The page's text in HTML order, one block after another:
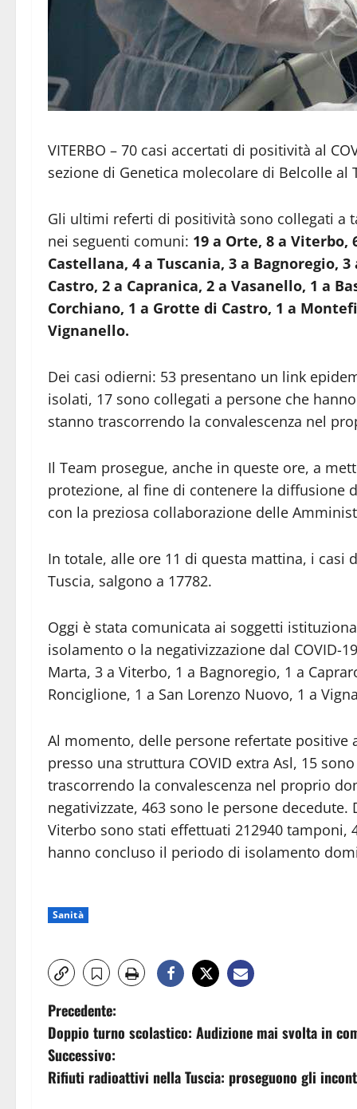
VITERBO – 70 casi accertati di positività al
sezione di Genetica molecolare di Belcolle
Gli ultimi referti di positività sono collegati a
nei seguenti comuni: 19 a Orte, 8 a Viterbo,
Castellana, 4 a Tuscania, 3 a Bagnoregio,
Castro, 2 a Capranica, 2 a Vasanello, 1 a
Corchiano, 1 a Grotte di Castro, 1 a
Vignanello.
Dei casi odierni: 53 presentano un link
isolati, 17 sono collegati a persone che
stanno trascorrendo la convalescenza nel
Il Team prosegue, anche in queste ore, a
protezione, al fine di contenere la diffusione
con la preziosa collaborazione delle
In totale, alle ore 11 di questa mattina, i casi
Tuscia, salgono a 17782.
Oggi è stata comunicata ai soggetti
isolamento o la negativizzazione dal COVID-
Marta, 3 a Viterbo, 1 a Bagnoregio, 1 a
Ronciglione, 1 a San Lorenzo Nuovo, 1 a
Al momento, delle persone refertate
presso una struttura COVID extra Asl, 15
trascorrendo la convalescenza nel proprio
negativizzate, 463 sono le persone decedute.
Viterbo sono stati effettuati 212940 tamponi,
hanno concluso il periodo di isolamento
Sanità
N
a
v
Precedente:
Doppio turno scolastico: Audizione mai svolta in
Successivo:
Rifiuti radioattivi nella Tuscia: proseguono gli